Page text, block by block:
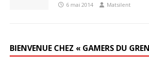
6 mai 2014 Matsilent
BIENVENUE CHEZ « GAMERS DU